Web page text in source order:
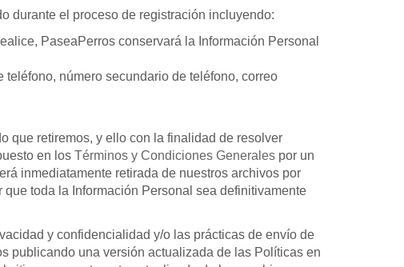
durante el proceso de registración incluyendo:
PaseaPerros conservará la Información Personal
número secundario de teléfono, correo
que retiremos, y ello con la finalidad de resolver
en los Términos y Condiciones Generales por un
inmediatamente retirada de nuestros archivos por
toda la Información Personal sea definitivamente
y confidencialidad y/o las prácticas de envío de
publicando una versión actualizada de las Políticas en